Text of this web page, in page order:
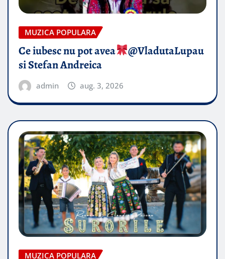
MUZICA POPULARA
Ce iubesc nu pot avea
​@VladutaLupau
si Stefan Andreica
admin aug. 3, 2026
MUZICA POPULARA